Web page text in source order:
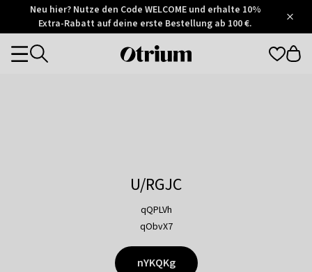
Otrium
Trustpilot
Neu hier? Nutze den Code WELCOME und erhalte 10%
Extra-Rabatt auf deine erste Bestellung ab 100 €.
Otrium
Categories
U/RGJC
qQPLVh
qObvX7
nYKQKg